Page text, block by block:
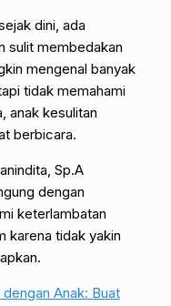
dini, ada
sulit membedakan
mengenal banyak
tidak memahami
anak kesulitan
berbicara.
Sp.A
dengan
keterlambatan
karena tidak yakin
Anak: Buat